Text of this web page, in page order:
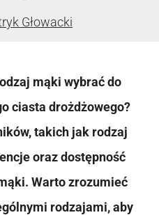
Głowacki
mąki wybrać do
ciasta drożdżowego?
takich jak rodzaj
oraz dostępność
Warto zrozumieć
rodzajami, aby